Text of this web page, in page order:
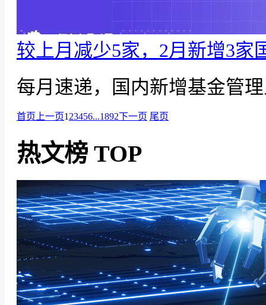
较上月减少5家，2月新增3家
每月速递，国内新增基金管
首页 上一页1 23456...1892下一页 尾页
热文榜 TOP